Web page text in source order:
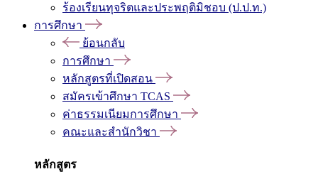
ร้องเรียนทุจริตและประพฤติมิชอบ (ป.ป.ท.)
การศึกษา
ย้อนกลับ
การศึกษา
หลักสูตรที่เปิดสอน
สมัครเข้าศึกษา TCAS
ค่าธรรมเนียมการศึกษา
คณะและสำนักวิชา
หลักสูตร